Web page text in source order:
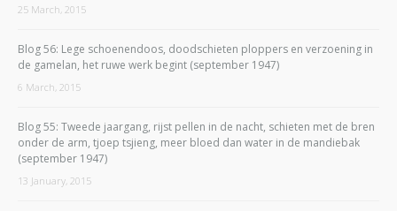
25 March, 2015
Blog 56: Lege schoenendoos, doodschieten ploppers en verzoening in
de gamelan, het ruwe werk begint (september 1947)
6 March, 2015
Blog 55: Tweede jaargang, rijst pellen in de nacht, schieten met de bren
onder de arm, tjoep tsjieng, meer bloed dan water in de mandiebak
(september 1947)
13 January, 2015